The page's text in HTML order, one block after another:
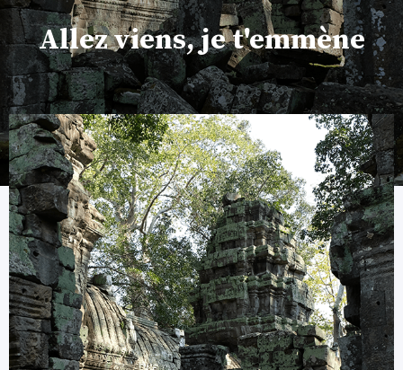
Allez viens, je t'emmène